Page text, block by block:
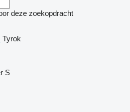
deze zoekopdracht
Tyrok
S